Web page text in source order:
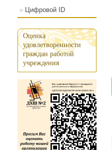
Цифровой ID
Оценка
удовлетворенности
граждан работой
учреждения